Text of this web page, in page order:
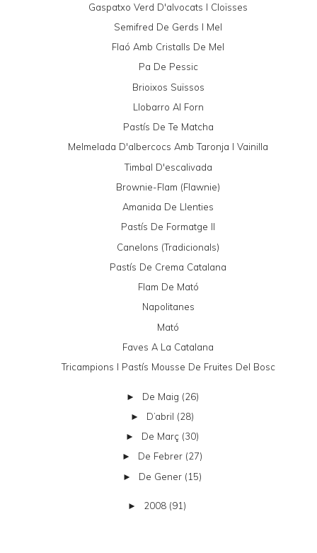
Gaspatxo Verd D'alvocats I Cloïsses
Semifred De Gerds I Mel
Flaó Amb Cristalls De Mel
Pa De Pessic
Brioixos Suïssos
Llobarro Al Forn
Pastís De Te Matcha
Melmelada D'albercocs Amb Taronja I Vainilla
Timbal D'escalivada
Brownie-Flam (Flawnie)
Amanida De Llenties
Pastís De Formatge II
Canelons (tradicionals)
Pastís De Crema Catalana
Flam De Mató
Napolitanes
Mató
Faves A La Catalana
Tricampions I Pastís Mousse De Fruites Del Bosc
► De Maig (26)
► D’abril (28)
► De Març (30)
► De Febrer (27)
► De Gener (15)
► 2008 (91)